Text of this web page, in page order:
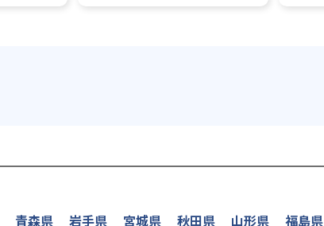
青森県 岩手県 宮城県 秋田県 山形県 福島県